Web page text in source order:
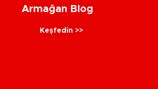
Armağan Blog
Keşfedin >>